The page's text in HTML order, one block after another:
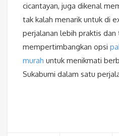
cicantayan, juga dikenal
tak kalah menarik untuk di
perjalanan lebih praktis dan
mempertimbangkan opsi
murah untuk menikmati
Sukabumi dalam satu